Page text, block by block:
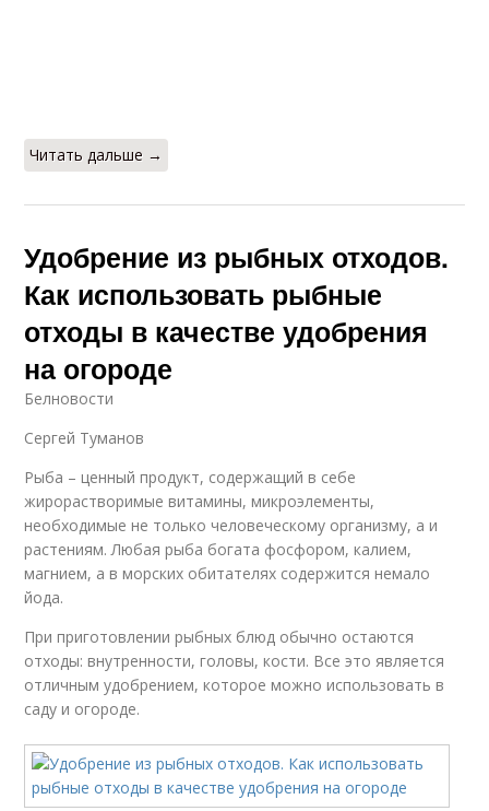
Читать дальше →
Удобрение из рыбных отходов.
Как использовать рыбные
отходы в качестве удобрения
на огороде
Белновости
Сергей Туманов
Рыба – ценный продукт, содержащий в себе
жирорастворимые витамины, микроэлементы,
необходимые не только человеческому организму, а и
растениям. Любая рыба богата фосфором, калием,
магнием, а в морских обитателях содержится немало
йода.
При приготовлении рыбных блюд обычно остаются
отходы: внутренности, головы, кости. Все это является
отличным удобрением, которое можно использовать в
саду и огороде.